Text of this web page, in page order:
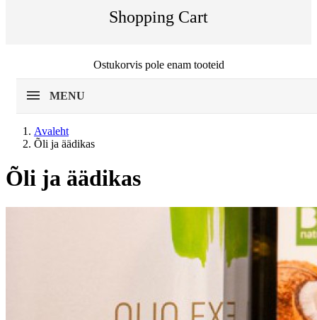
Shopping Cart
Ostukorvis pole enam tooteid
MENU
Avaleht
Õli ja äädikas
Õli ja äädikas